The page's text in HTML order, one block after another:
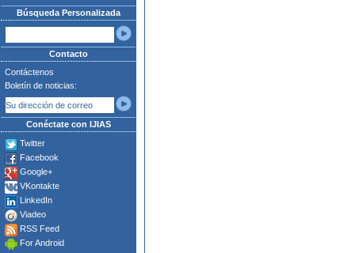
Búsqueda Personalizada
Contacto
Contáctenos
Boletín de noticias:
Conéctate con IJIAS
Twitter
Facebook
Google+
VKontakte
LinkedIn
Viadeo
RSS Feed
For Android